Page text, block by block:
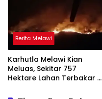
Berita Melawi
Karhutla Melawi Kian
Meluas, Sekitar 757
Hektare Lahan Terbakar di